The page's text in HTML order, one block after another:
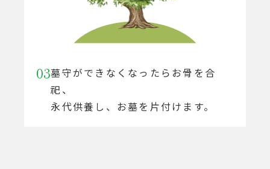
03墓守ができなくなったらお骨を合
祀、
永代供養し、お墓を片付けます。